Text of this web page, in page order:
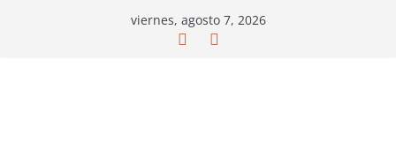
viernes, agosto 7, 2026